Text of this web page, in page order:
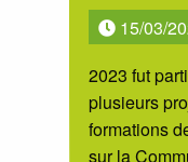
15/03/
2023 fut
plusieurs
formations
sur la